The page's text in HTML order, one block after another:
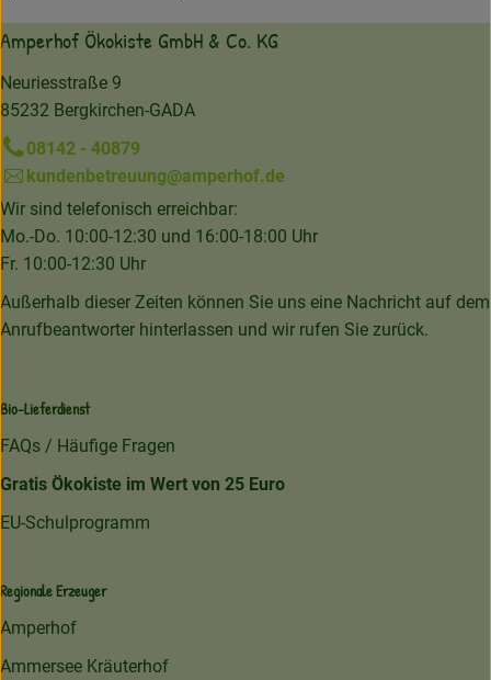
Amperhof Ökokiste GmbH & Co. KG
Neuriesstraße 9
85232 Bergkirchen-GADA
08142 - 40879
kundenbetreuung@amperhof.de
Wir sind telefonisch erreichbar:
Mo.-Do. 10:00-12:30 und 16:00-18:00 Uhr
Fr. 10:00-12:30 Uhr
Außerhalb dieser Zeiten können Sie uns eine Nachricht auf dem
Anrufbeantworter hinterlassen und wir rufen Sie zurück.
Bio-Lieferdienst
FAQs / Häufige Fragen
Gratis Ökokiste im Wert von 25 Euro
EU-Schulprogramm
Regionale Erzeuger
Amperhof
Ammersee Kräuterhof